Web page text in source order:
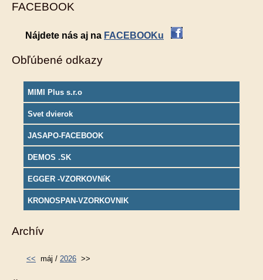
FACEBOOK
Nájdete nás aj na FACEBOOKu
Obľúbené odkazy
MIMI Plus s.r.o
Svet dvierok
JASAPO-FACEBOOK
DEMOS .SK
EGGER -VZORKOVNíK
KRONOSPAN-VZORKOVNIK
Archív
<< máj / 2026 >>